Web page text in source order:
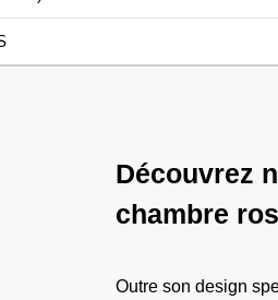
Découvrez
chambre
Outre son design